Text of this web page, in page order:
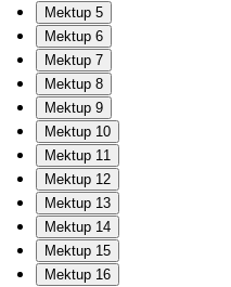
Mektup 5
Mektup 6
Mektup 7
Mektup 8
Mektup 9
Mektup 10
Mektup 11
Mektup 12
Mektup 13
Mektup 14
Mektup 15
Mektup 16